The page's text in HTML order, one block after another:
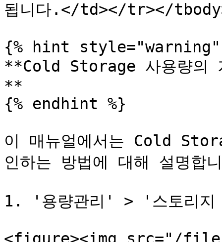
됩니다.</td></tr></
{% hint style="warning"
**Cold Storage 사용량의
**
{% endhint %}
이 매뉴얼에서는 Cold
인하는 방법에 대해 설명합
1. '용량관리' > '스토리지